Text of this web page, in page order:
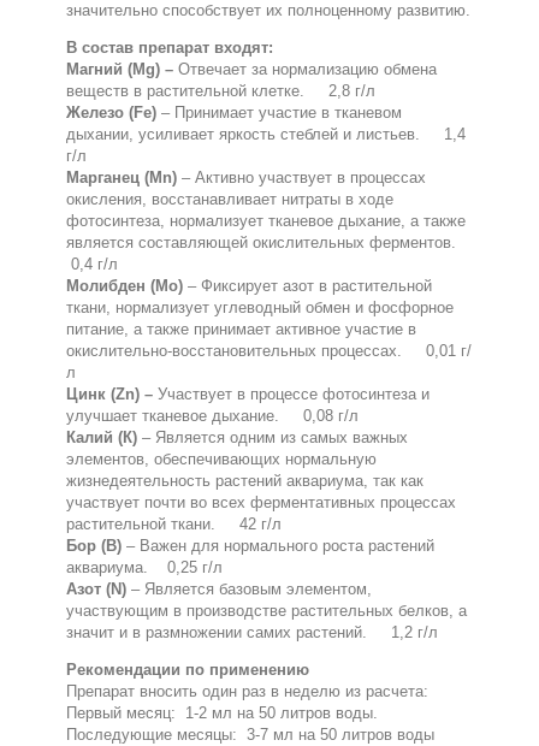
значительно способствует их полноценному развитию.
В состав препарат входят:
Магний (Mg) – Отвечает за нормализацию обмена
веществ в растительной клетке. 2,8 г/л
Железо (Fe) – Принимает участие в тканевом
дыхании, усиливает яркость стеблей и листьев. 1,4
г/л
Марганец (Mn) – Активно участвует в процессах
окисления, восстанавливает нитраты в ходе
фотосинтеза, нормализует тканевое дыхание, а также
является составляющей окислительных ферментов.
0,4 г/л
Молибден (Mo) – Фиксирует азот в растительной
ткани, нормализует углеводный обмен и фосфорное
питание, а также принимает активное участие в
окислительно-восстановительных процессах. 0,01 г/
л
Цинк (Zn) – Участвует в процессе фотосинтеза и
улучшает тканевое дыхание. 0,08 г/л
Калий (К) – Является одним из самых важных
элементов, обеспечивающих нормальную
жизнедеятельность растений аквариума, так как
участвует почти во всех ферментативных процессах
растительной ткани. 42 г/л
Бор (B) – Важен для нормального роста растений
аквариума. 0,25 г/л
Азот (N) – Является базовым элементом,
участвующим в производстве растительных белков, а
значит и в размножении самих растений. 1,2 г/л
Рекомендации по применению
Препарат вносить один раз в неделю из расчета:
Первый месяц: 1-2 мл на 50 литров воды.
Последующие месяцы: 3-7 мл на 50 литров воды